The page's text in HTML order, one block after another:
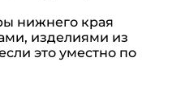
нижнего края
изделиями из
это уместно по